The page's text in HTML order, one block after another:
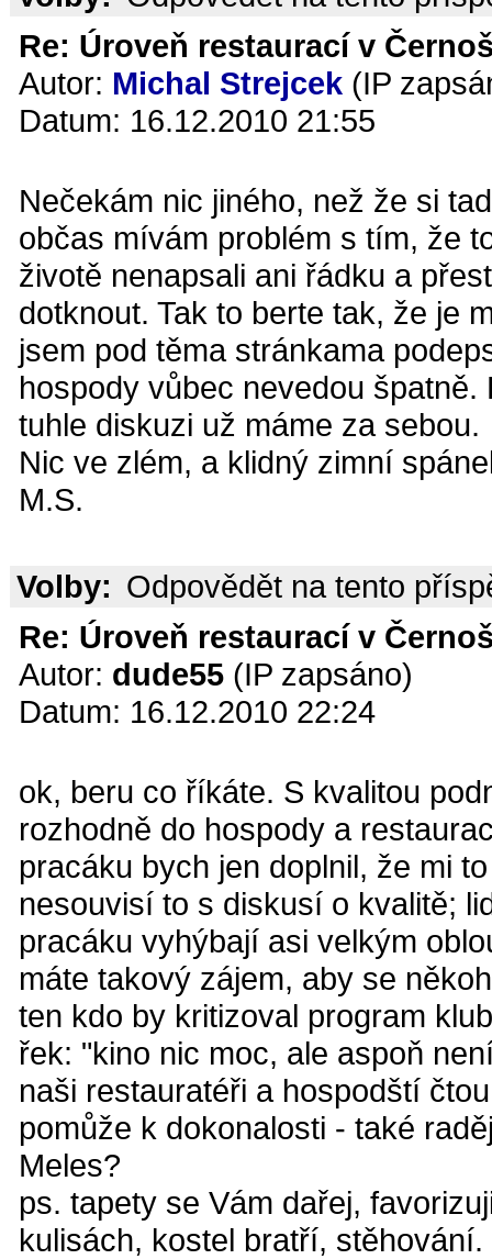
Re: Úroveň restaurací v
Autor: Michal Strejcek (IP
Datum: 16.12.2010 21:55
Nečekám nic jiného, než že si
občas mívám problém s tím, že
životě nenapsali ani řádku a
dotknout. Tak to berte tak, že je
jsem pod těma stránkama
hospody vůbec nevedou
tuhle diskuzi už máme za sebou.
Nic ve zlém, a klidný zimní
M.S.
Volby: Odpovědět na tento
Re: Úroveň restaurací v
Autor: dude55 (IP zapsáno)
Datum: 16.12.2010 22:24
ok, beru co říkáte. S kvalitou
rozhodně do hospody a
pracáku bych jen doplnil, že mi
nesouvisí to s diskusí o kvalitě;
pracáku vyhýbají asi velkým
máte takový zájem, aby se
ten kdo by kritizoval program
řek: "kino nic moc, ale aspoň
naši restauratéři a hospodští
pomůže k dokonalosti - také
Meles?
ps. tapety se Vám dařej,
kulisách, kostel bratří, stěhování.